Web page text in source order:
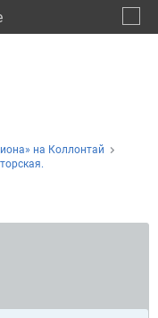
на Коллонтай